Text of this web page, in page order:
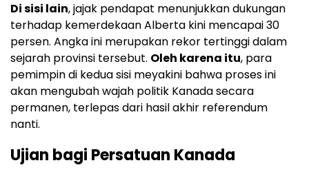
Di sisi lain, jajak pendapat menunjukkan dukungan
terhadap kemerdekaan Alberta kini mencapai 30
persen. Angka ini merupakan rekor tertinggi dalam
sejarah provinsi tersebut. Oleh karena itu, para
pemimpin di kedua sisi meyakini bahwa proses ini
akan mengubah wajah politik Kanada secara
permanen, terlepas dari hasil akhir referendum
nanti.
Ujian bagi Persatuan Kanada